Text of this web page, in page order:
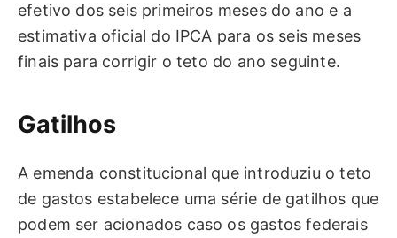
efetivo dos seis primeiros meses do ano e a
estimativa oficial do IPCA para os seis meses
finais para corrigir o teto do ano seguinte.
Gatilhos
A emenda constitucional que introduziu o teto
de gastos estabelece uma série de gatilhos que
podem ser acionados caso os gastos federais